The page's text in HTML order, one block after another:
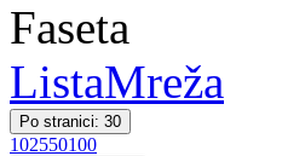
Faseta
ListaMreža
Po stranici: 30
102550100